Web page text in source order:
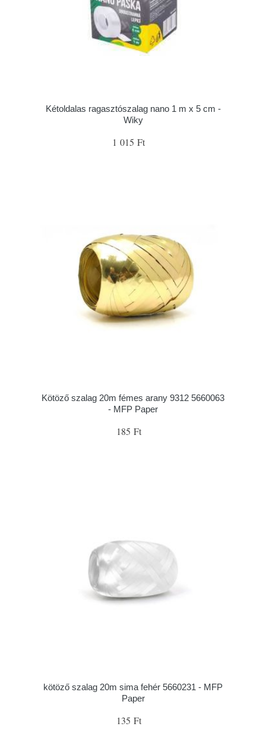
Kétoldalas ragasztószalag nano 1 m x 5 cm -
Wiky
1 015 Ft
Kötöző szalag 20m fémes arany 9312 5660063
- MFP Paper
185 Ft
kötöző szalag 20m sima fehér 5660231 - MFP
Paper
135 Ft